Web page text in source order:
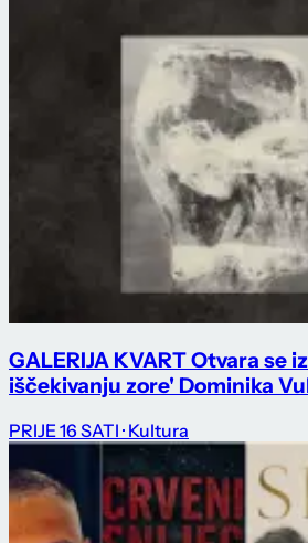
GALERIJA KVART Otvara se
iščekivanju zore' Dominika
PRIJE 16 SATI · Kultura